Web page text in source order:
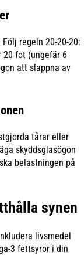
regeln 20-20-20:
fot (ungefär 6
att slappna av
tårar eller
skyddsglasögon
belastningen på
synen
livsmedel
3 fettsyror i din